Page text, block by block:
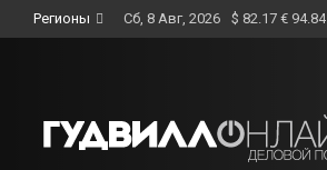
to
Регионы Сб, 8 Авг, 2026 $ 82.17 € 94.84